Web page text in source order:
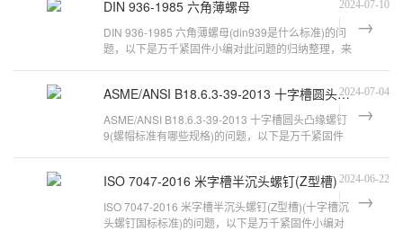
DIN 936-1985 六角薄螺母 2024-07-10
DIN 936-1985 六角薄螺母(din939是什么标准)的问
题，以下是万千紧固件小编对此问题的归纳整理，来
ASME/ANSI B18.6.3-39-2013 十字槽圆头凸缘螺钉 9
2024-07-04
ASME/ANSI B18.6.3-39-2013 十字槽圆头凸缘螺钉
9(螺帽标准有哪些规格)的问题，以下是万千紧固件
ISO 7047-2016 米字槽半沉头螺钉(Z型槽) 2024-06-22
ISO 7047-2016 米字槽半沉头螺钉(Z型槽)(十字槽沉
头螺钉国标标准)的问题，以下是万千紧固件小编对